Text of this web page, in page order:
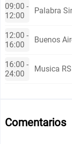
09:00 -
12:00
Palabra
12:00 -
16:00
Buenos
16:00 -
24:00
Musica RS
Comentarios